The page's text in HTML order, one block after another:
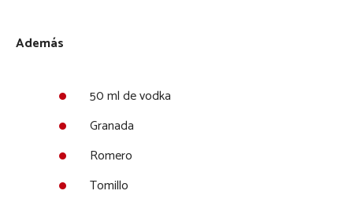
Además
50 ml de vodka
Granada
Romero
Tomillo